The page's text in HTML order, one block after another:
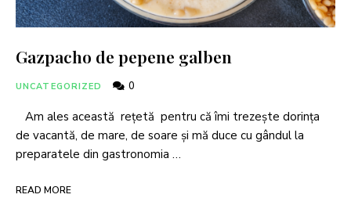
Gazpacho de pepene galben
UNCATEGORIZED 0
Am ales această rețetă pentru că îmi trezește dorința
de vacantă, de mare, de soare și mă duce cu gândul la
preparatele din gastronomia …
READ MORE